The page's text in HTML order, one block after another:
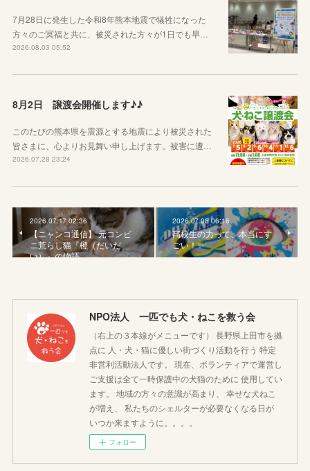
7月28日に発生した令和8年熊本地震で犠牲になった
方々のご冥福と共に、被災された方々が1日でも早…
2026.08.03 05:52
8月2日 譲渡会開催します♪♪
このたびの熊本県を震源とする地震により被災された
皆さまに、心よりお見舞い申し上げます。被害に遭…
2026.07.28 23:24
2026.07.17 02:36
【ニャンコ通信】 元コンビ
ニ荒らし猫『橙（だいだ
い）』の物語
2026.07.08 06:16
高校生の力って、本当にす
ごい！✨
NPO法人 一匹でも犬・ねこを救う会
（右上の３本線がメニューです） 長野県上田市を拠
点に 人・犬・猫に優しい街づくり活動を行う 特定
非営利活動法人です。 現在、ボランティアで運営し
ご支援は全て一時保護中の犬猫のために 使用してい
ます。 地域の方々の意識が高まり、 幸せな犬ねこ
が増え、 私たちのシェルターが必要なくなる日が
いつか来ますように。。。。
フォロー